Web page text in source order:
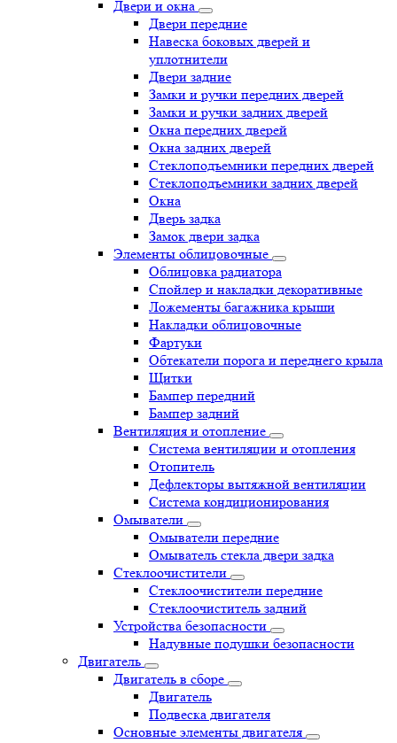
Двери и окна
Двери передние
Навеска боковых дверей и
уплотнители
Двери задние
Замки и ручки передних дверей
Замки и ручки задних дверей
Окна передних дверей
Окна задних дверей
Стеклоподъемники передних дверей
Стеклоподъемники задних дверей
Окна
Дверь задка
Замок двери задка
Элементы облицовочные
Облицовка радиатора
Спойлер и накладки декоративные
Ложементы багажника крыши
Накладки облицовочные
Фартуки
Обтекатели порога и переднего крыла
Щитки
Бампер передний
Бампер задний
Вентиляция и отопление
Система вентиляции и отопления
Отопитель
Дефлекторы вытяжной вентиляции
Система кондиционирования
Омыватели
Омыватели передние
Омыватель стекла двери задка
Стеклоочистители
Стеклоочистители передние
Стеклоочиститель задний
Устройства безопасности
Надувные подушки безопасности
Двигатель
Двигатель в сборе
Двигатель
Подвеска двигателя
Основные элементы двигателя